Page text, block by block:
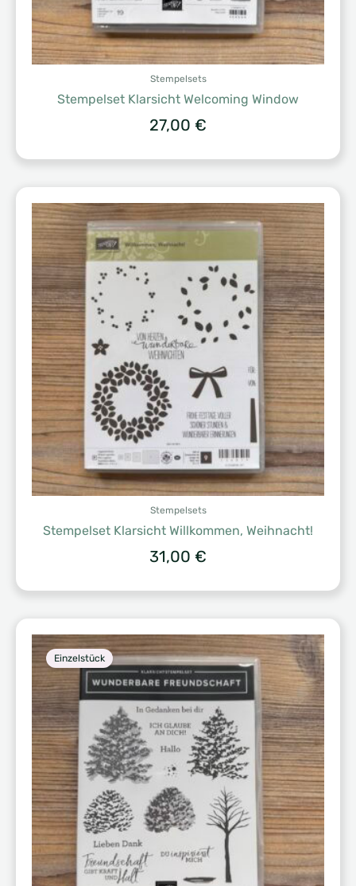
Stempelsets
Stempelset Klarsicht Welcoming Window
27,00 €
Stempelsets
Stempelset Klarsicht Willkommen, Weihnacht!
31,00 €
Einzelstück